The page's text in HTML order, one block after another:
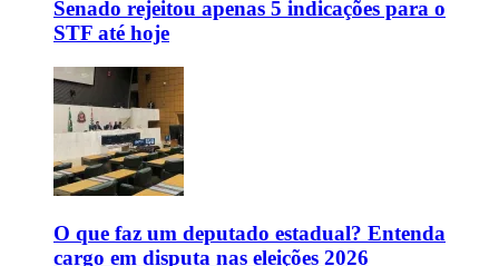
Senado rejeitou apenas 5 indicações para o
STF até hoje
O que faz um deputado estadual? Entenda
cargo em disputa nas eleições 2026